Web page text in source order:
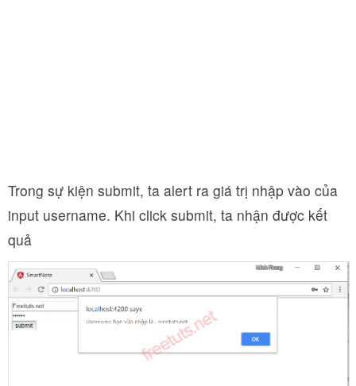
Trong sự kiện submit, ta alert ra giá trị nhập vào của
input username. Khi click submit, ta nhận được kết
quả